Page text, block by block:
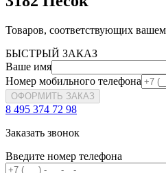
Товаров, соответствующих
БЫСТРЫЙ ЗАКАЗ
Ваше имя
Номер мобильного телефона
ОФОРМИТЬ ЗАКАЗ
8 495 374 72 98
Заказать звонок
Введите номер телефона